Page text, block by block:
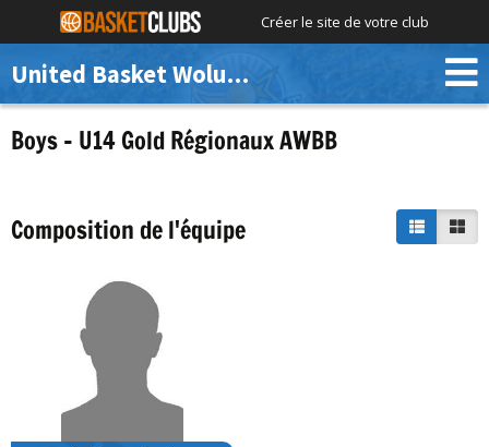
Créer le site de votre club
United Basket Woluwe
Boys – U14 Gold Régionaux AWBB
Composition de l'équipe